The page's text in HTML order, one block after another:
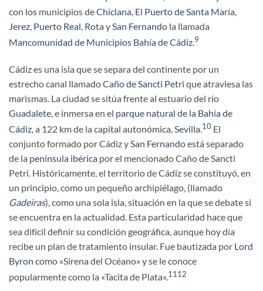
con los municipios deChiclana El Puerto de Santa María
Jerez Puerto Real Rotay San Fernando la llamada
Mancomunidad de Municipios Bahía de Cádiz.9
Cádiz es una isla que se separa del continente por un
estrecho canal llamadoCaño de Sancti Petri que atraviesa las
marismas. La ciudad se sitúa frente al estuario del río
Guadalete, e inmersa en el parque natural de la Bahía de
Cádiz, a 122 km de la capital autonómica,Sevilla.10 ​ El
conjunto formado por Cádiz ySan Fernandoestá separado
de la península ibérica por el mencionado Caño de Sancti
Petri. Históricamente, el territorio de Cádiz se constituyó, en
un principio, como un pequeño archipiélago, (llamado
Gadeiras), como una sola isla, situación en la que se debate si
se encuentra en la actualidad. Esta particularidad hace que
sea difícil definir su condición geográfica, aunque hoy día
recibe un plan de tratamiento insular. Fue bautizada por Lord
Byron como «Sirena del Océano» y se le conoce
popularmente como la «Tacita de Plata».1112